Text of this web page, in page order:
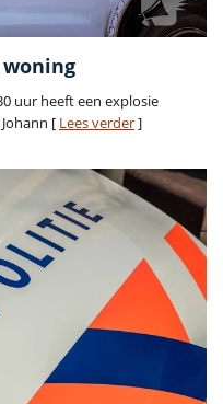
uur heeft een explosie
[ Lees verder]